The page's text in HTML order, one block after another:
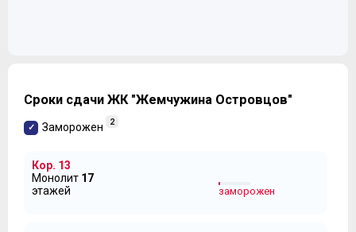
Сроки сдачи ЖК "Жемчужина Островцов"
Заморожен 2
Кор. 13
Монолит 17
этажей
заморожен